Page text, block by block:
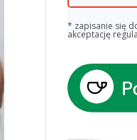
* zapisanie się
akceptację